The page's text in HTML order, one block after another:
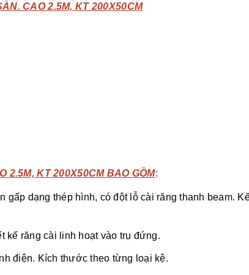
CAO 2.5M, KT 200X50CM
2.5M, KT 200X50CM BAO GỒM:
dạng thép hình, có đột lỗ cài răng thanh beam.
kế răng cài linh hoạt vào trụ đứng.
điện. Kích thước theo từng loại kệ.